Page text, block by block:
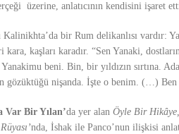
üzerine, anlatıcının kendisini işaret
Kalinikhta’da bir Rum delikanlısı vardır:
kara, kaşları karadır. “Sen Yanaki,
beni. Bin, bir yıldızın sırtına.
gözüktüğü nişanda. İşte o benim. (…)
Var Bir Yılan’da yer alan Öyle Bir Hikâye,
nda, İshak ile Panco’nun ilişkisi